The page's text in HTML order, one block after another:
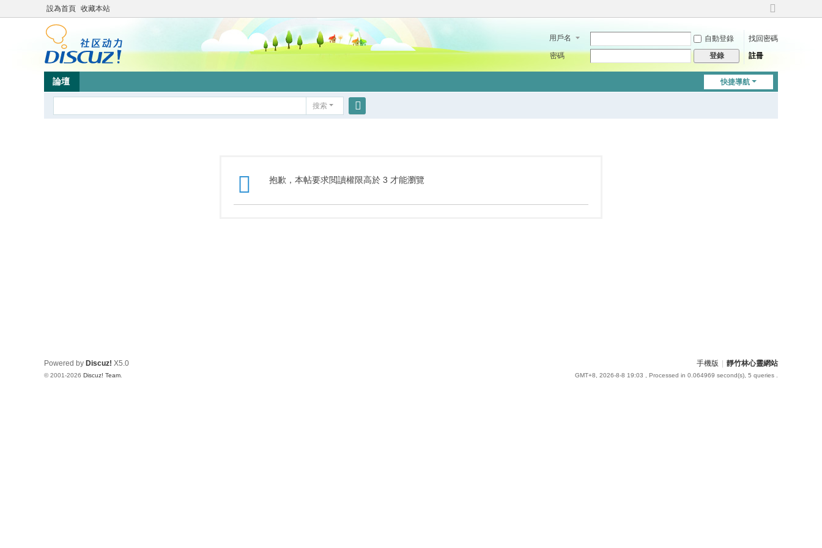
設為首頁 收藏本站
切
到
用戶名 自動登錄
找回密碼
密碼
登錄 註冊
快捷導航
論壇
搜索
抱歉，本帖要求閲讀權限高於 3 才能瀏覽
手機版 靜竹林心靈網站
GMT+8, 2026-8-8 19:03 , Processed in 0.064969 second(s), 5 queries .
Powered by Discuz! X5.0
© 2001-2026 Discuz! Team